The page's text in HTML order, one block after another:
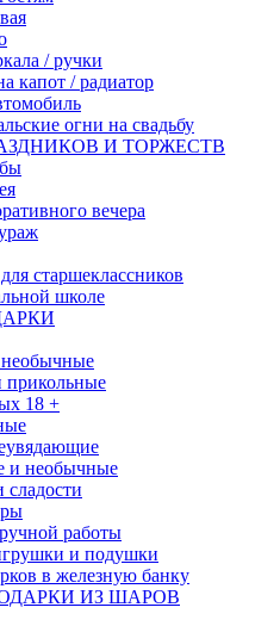
/ ручки
капот / радиатор
огни на свадьбу
И ТОРЖЕСТВ
вечера
старшеклассников
школе
прикольные
18 +
и необычные
работы
и подушки
в железную банку
ИЗ ШАРОВ